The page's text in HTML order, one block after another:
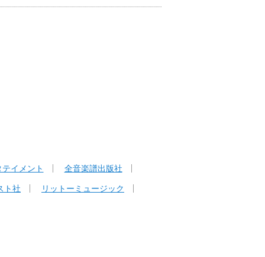
イメント 全音楽譜出版社
ト社 リットーミュージック